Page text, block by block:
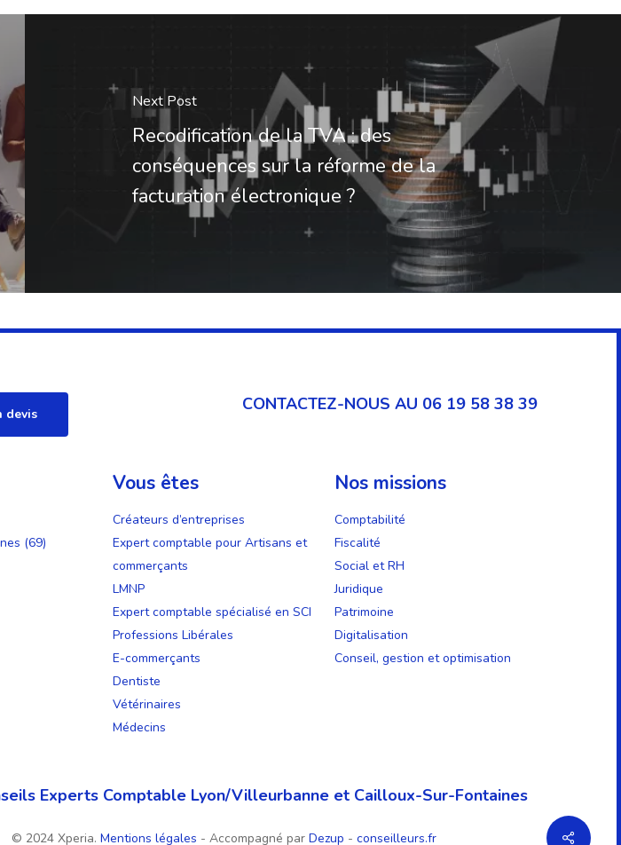
Next Post
Recodification de la TVA : des
conséquences sur la réforme de la
facturation électronique ?
devis CONTACTEZ-NOUS AU 06 19 58 38 39
(69)
Vous êtes
Créateurs d’entreprises
Expert comptable pour Artisans et
commerçants
LMNP
Expert comptable spécialisé en SCI
Professions Libérales
E-commerçants
Dentiste
Vétérinaires
Médecins
Nos missions
Comptabilité
Fiscalité
Social et RH
Juridique
Patrimoine
Digitalisation
Conseil, gestion et optimisation
Experts Comptable Lyon/Villeurbanne et Cailloux-Sur-Fontaines
© 2024 Xperia. Mentions légales - Accompagné par Dezup - conseilleurs.fr